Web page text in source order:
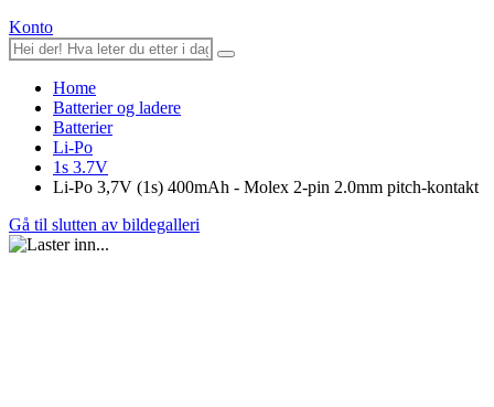
Konto
Home
Batterier og ladere
Batterier
Li-Po
1s 3.7V
Li-Po 3,7V (1s) 400mAh - Molex 2-pin 2.0mm pitch-kontakt
Gå til slutten av bildegalleri